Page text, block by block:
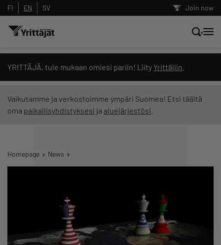
Join now
FI EN SV
YRITTÄJÄ, tule mukaan omiesi pariin! Liity Yrittäjiin
Vaikutamme ja verkostoimme ympäri Suomea! Etsi täältä
oma paikallisyhdistyksesi ja aluejärjestösi
Homepage News
Search news, content and training